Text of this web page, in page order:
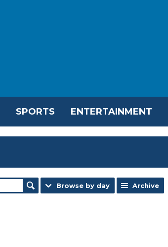
SPORTS ENTERTAINMENT
Browse by day Archive